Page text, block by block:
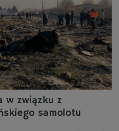
w związku z
samolotu